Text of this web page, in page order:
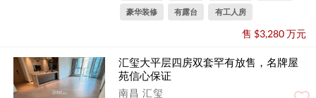
豪华装修 有露台 有工人房
售 $3,280 万元
汇玺大平层四房双套罕有放售，名牌屋
苑信心保证
南昌 汇玺